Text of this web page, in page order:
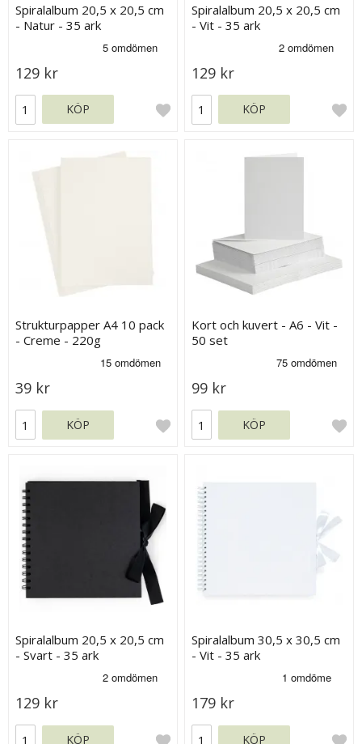
Spiralalbum 20,5 x 20,5 cm
- Natur - 35 ark
129 kr
KÖP
Spiralalbum 20,5 x 20,5 cm
- Vit - 35 ark
129 kr
KÖP
Strukturpapper A4 10 pack
- Creme - 220g
39 kr
KÖP
Kort och kuvert - A6 - Vit -
50 set
99 kr
KÖP
Spiralalbum 20,5 x 20,5 cm
- Svart - 35 ark
129 kr
KÖP
Spiralalbum 30,5 x 30,5 cm
- Vit - 35 ark
179 kr
KÖP